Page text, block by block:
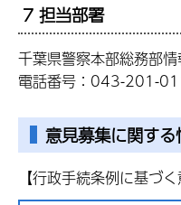
7 担当部署
千葉県警察本部総務部
電話番号：043-201-
意見募集に関する
【行政手続条例に基づく